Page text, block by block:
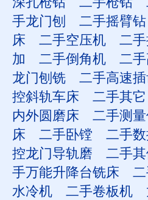
手龙门刨
二手摇臂钻
床
二手空压机 二
加
二手倒角机 二
龙门刨铣
二手高速
控斜轨车床
二手其它
内外圆磨床
二手测
床
二手卧镗 二手
控龙门导轨磨
二手
手万能升降台铣床
水冷机
二手卷板机